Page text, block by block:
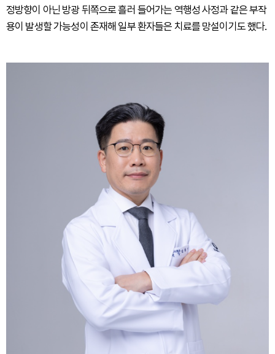
정방향이 아닌 방광 뒤쪽으로 흘러 들어가는 역행성 사정과 같은 부작
용이 발생할 가능성이 존재해 일부 환자들은 치료를 망설이기도 했다.